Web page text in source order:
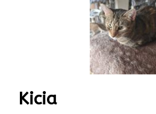
Kicia